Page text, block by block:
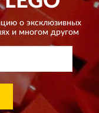
о эксклюзивных
и многом другом